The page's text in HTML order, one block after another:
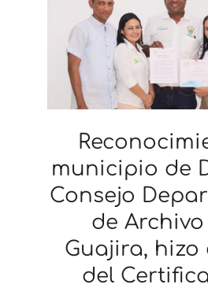
municipio de
Consejo
de
Guajira, hizo
del